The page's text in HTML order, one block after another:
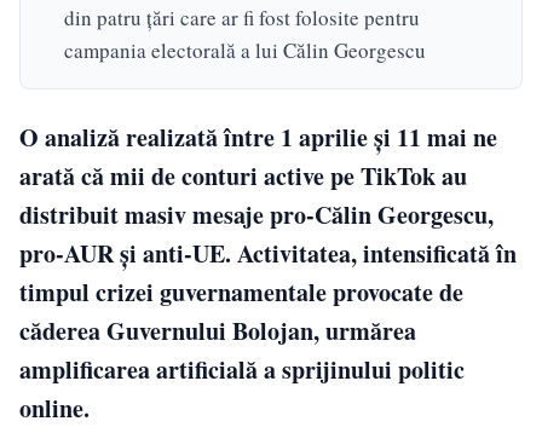
din patru țări care ar fi fost folosite pentru
campania electorală a lui Călin Georgescu
O analiză realizată între 1 aprilie și 11 mai ne
arată că mii de conturi active pe TikTok au
distribuit masiv mesaje pro-Călin Georgescu,
pro-AUR și anti-UE. Activitatea, intensificată în
timpul crizei guvernamentale provocate de
căderea Guvernului Bolojan, urmărea
amplificarea artificială a sprijinului politic
online.